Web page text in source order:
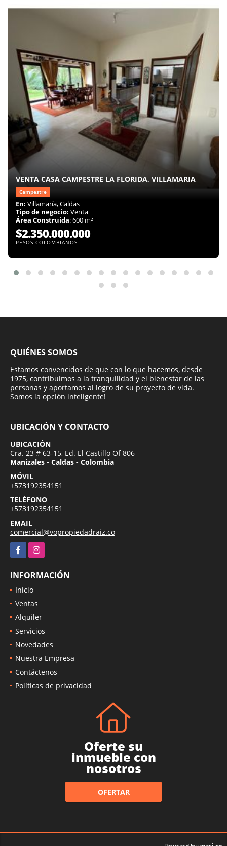
VENTA CASA CAMPESTRE LA FLORIDA, VILLAMARIA
Campestre
En: Villamaría, Caldas
Tipo de negocio: Venta
Área Construida: 600 m²
$2.350.000.000
PESOS COLOMBIANOS
QUIÉNES SOMOS
Estamos convencidos de que con lo que hacemos, desde
1975, contribuimos a la tranquilidad y el bienestar de las
personas y aportamos al logro de su proyecto de vida.
Somos la opción inteligente!
UBICACIÓN Y CONTACTO
UBICACIÓN
Cra. 23 # 63-15, Ed. El Castillo Of 806
Manizales - Caldas - Colombia
MÓVIL
+573192354151
TELÉFONO
+573192354151
EMAIL
comercial@vopropiedadraiz.co
FacebookInstagram
INFORMACIÓN
Inicio
Ventas
Alquiler
Servicios
Novedades
Nuestra Empresa
Contáctenos
Políticas de privacidad
Oferte su
inmueble con
nosotros
OFERTAR